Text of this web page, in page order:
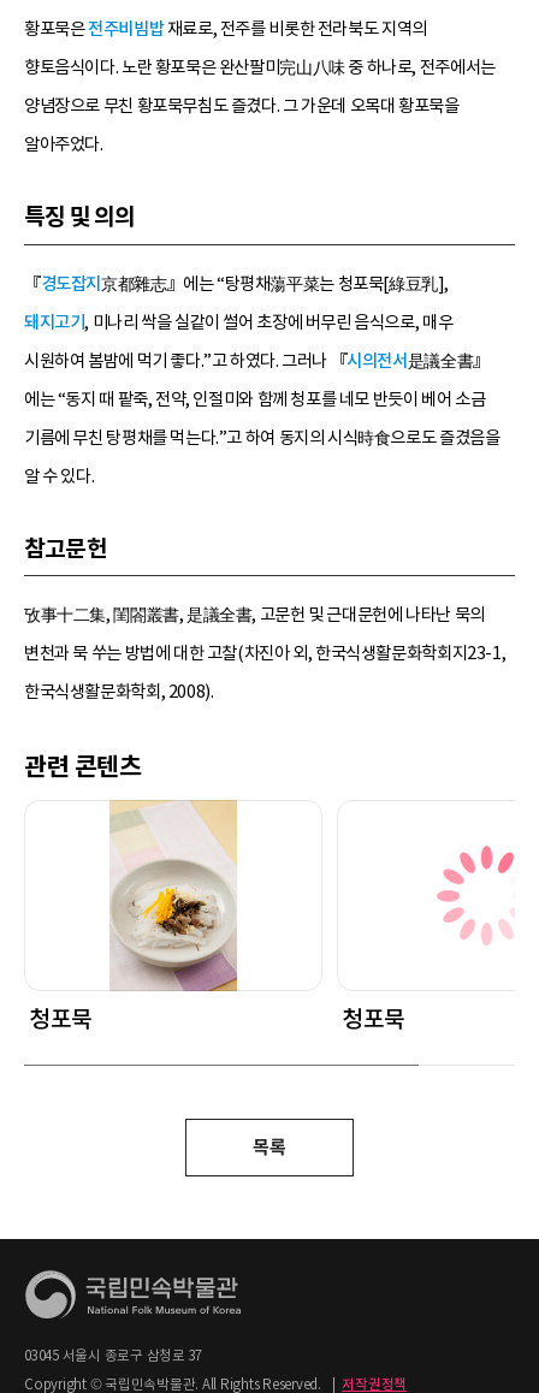
황포묵은전주비빔밥재료로, 전주를 비롯한 전라북도 지역의
향토음식이다. 노란 황포묵은 완산팔미完山八味 중 하나로, 전주에서는
양념장으로 무친 황포묵무침도 즐겼다. 그 가운데 오목대 황포묵을
알아주었다.
특징 및 의의
『경도잡지京都雜志』에는 “탕평채蕩平菜는 청포묵[綠豆乳],
돼지고기, 미나리 싹을 실같이 썰어 초장에 버무린 음식으로, 매우
시원하여 봄밤에 먹기 좋다.”고 하였다. 그러나 『시의전서是議全書』
에는 “동지 때 팥죽, 전약, 인절미와 함께 청포를 네모 반듯이 베어 소금
기름에 무친 탕평채를 먹는다.”고 하여 동지의 시식時食으로도 즐겼음을
알 수 있다.
참고문헌
攷事十二集, 閨閤叢書, 是議全書, 고문헌 및 근대문헌에 나타난 묵의
변천과 묵 쑤는 방법에 대한 고찰(차진아 외, 한국식생활문화학회지23-1,
한국식생활문화학회, 2008).
관련 콘텐츠
청포묵 청포묵
목록
03045 서울시 종로구 삼청로 37
Copyright © 국립민속박물관. All Rights Reserved.
저작권정책